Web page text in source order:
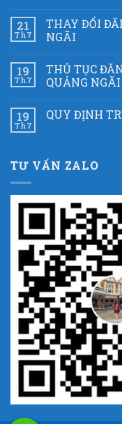
21
Th7
THAY ĐỔI
NGÃI
19
Th7
THỦ TỤC
QUẢNG NGÃI
19
Th7
QUY ĐỊNH
TƯ VẤN ZALO